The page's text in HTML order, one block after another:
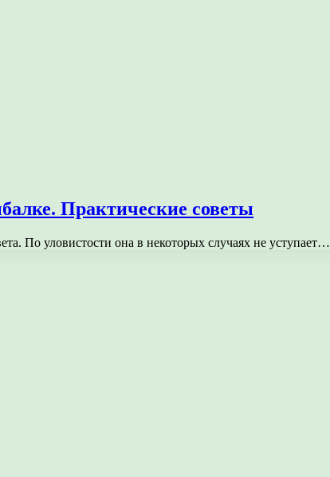
Практические советы
По уловистости она в некоторых случаях не уступает…